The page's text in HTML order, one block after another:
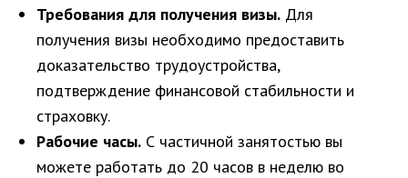
Требования для получения визы. Для
получения визы необходимо предоставить
доказательство трудоустройства,
подтверждение финансовой стабильности и
страховку.
Рабочие часы. С частичной занятостью вы
можете работать до 20 часов в неделю во